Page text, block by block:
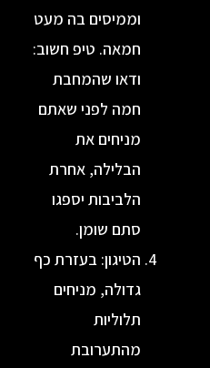
וממיסים בה מעט
חמאה. טיפ חשוב:
ודאו שהמחבת
חמה לפני שאתם
הבלילה, אחרת
הלביבות יספגו
הטיגון: בעזרת כף
גדולה, מניחים